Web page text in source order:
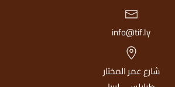
info@tif.ly
شارع عمر المختار